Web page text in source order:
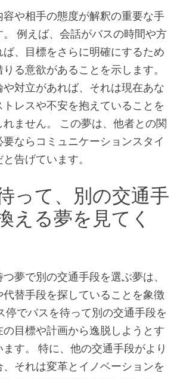
や相手の態度が解釈の重要な手
例えば、会話がバスの時間や方
、目標をさらに明確にするため
る意欲があることを示します。
や対立があれば、それは現在あな
レスや不安を抱えていることを
ません。 この夢は、他者との関
ならコミュニケーションスタイ
告げています。
って、別の交通手
える夢を見てく
夢で別の交通手段を選ぶ夢は、
替手段を探していることを象徴
停でバスを待って別の交通手段を
目標や計画から逸脱しようとす
す。 特に、他の交通手段がより
それは変革とイノベーションを